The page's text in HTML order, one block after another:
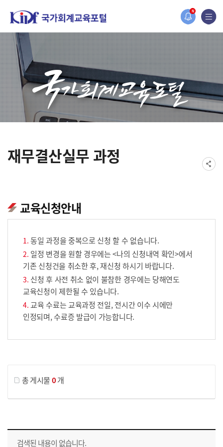
N
홈페이지가 새롭게 개편되었습니다.
한국조세재정연구원홈페이지가 새롭게 개설되었습니다.
재무결산실무 과정
교육신청안내
동일 과정을 중복으로 신청 할 수 없습니다.
일정 변경을 원할 경우에는 <나의 신청내역 확인>에서
기존 신청건을 취소한 후, 재신청 하시기 바랍니다.
신청 후 사전 취소 없이 불참한 경우에는 당해연도
교육신청이 제한될 수 있습니다.
교육 수료는 교육과정 전일, 전시간 이수 시에만
인정되며, 수료증 발급이 가능합니다.
총 게시물0개
교육신청 목록을 나타낸 표로 회차, 지역, 접수기간, 교육기간, 교육장소, 신청인원/모집인원, 상태로 나뉘어 설명합니다.
검색된 내용이 없습니다.